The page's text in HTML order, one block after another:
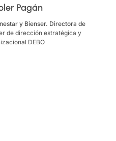
Pagán
y Bienser. Directora de
de dirección estratégica y
DEBO